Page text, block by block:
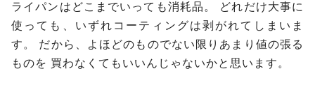
ライパンはどこまでいっても消耗品。
どれだけ大事に
使っても、いずれコーティングは剥がれてしまいま
す。 だから、よほどのものでない限りあまり値の張る
ものを 買わなくてもいいんじゃないかと思います。